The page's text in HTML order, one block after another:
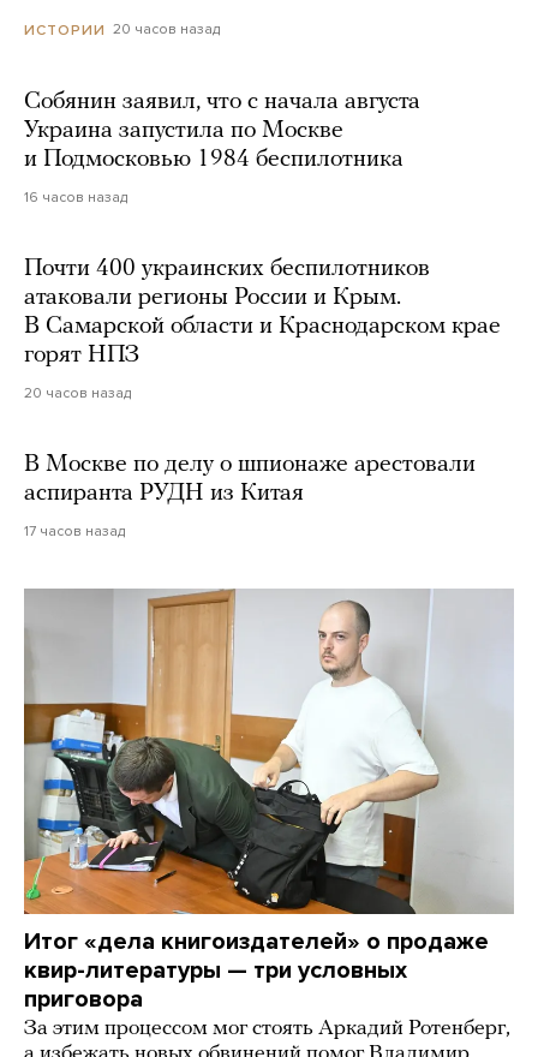
ИСТОРИИ 20 часов назад
Собянин заявил, что с начала августа
Украина запустила по Москве
и Подмосковью 1984 беспилотника
16 часов назад
Почти 400 украинских беспилотников
атаковали регионы России и Крым.
В Самарской области и Краснодарском крае
горят НПЗ
20 часов назад
В Москве по делу о шпионаже арестовали
аспиранта РУДН из Китая
17 часов назад
Итог «дела книгоиздателей» о продаже
квир-литературы — три условных
приговора
За этим процессом мог стоять Аркадий Ротенберг,